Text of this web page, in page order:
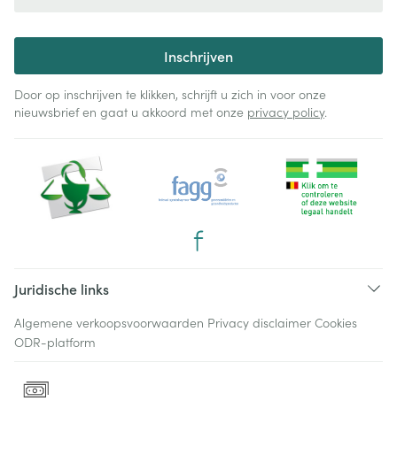
Inschrijven
Door op inschrijven te klikken, schrijft u zich in voor onze
nieuwsbrief en gaat u akkoord met onze privacy policy.
Juridische links
Algemene verkoopsvoorwaarden Privacy disclaimer Cookies
ODR-platform